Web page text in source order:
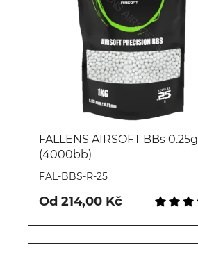
FALLENS AIRSOFT BBs 0.25g
(4000bb)
FAL-BBS-R-25
Od 214,00 Kč